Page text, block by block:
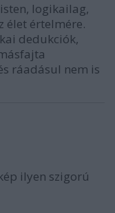
logikailag,
élet értelmére.
dedukciók,
ráadásul nem is
ilyen szigorú